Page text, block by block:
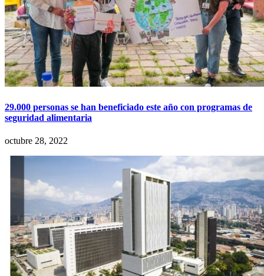
29.000 personas se han beneficiado este año con programas de
seguridad alimentaria
octubre 28, 2022